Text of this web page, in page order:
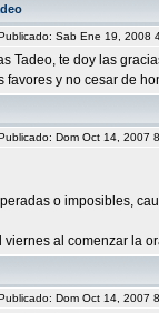
Sab Ene 19,
Tadeo, te doy las
favores y no cesar de
Dom Oct 14,
o imposibles,
viernes al comenzar la
Dom Oct 14, 2007